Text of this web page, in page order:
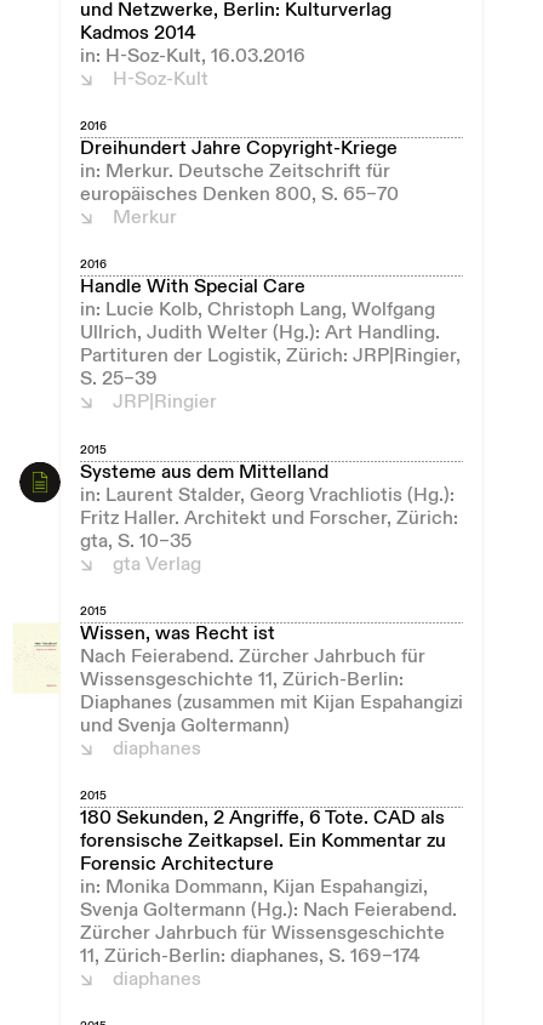
und Netzwerke, Berlin: Kulturverlag
Kadmos 2014
in: H-Soz-Kult, 16.03.2016
H-Soz-Kult
2016
Dreihundert Jahre Copyright-Kriege
in: Merkur. Deutsche Zeitschrift für
europäisches Denken 800, S. 65–70
Merkur
2016
Handle With Special Care
in: Lucie Kolb, Christoph Lang, Wolfgang
Ullrich, Judith Welter (Hg.): Art Handling.
Partituren der Logistik, Zürich: JRP|Ringier,
S. 25–39
JRP|Ringier
2015
Systeme aus dem Mittelland
in: Laurent Stalder, Georg Vrachliotis (Hg.):
Fritz Haller. Architekt und Forscher, Zürich:
gta, S. 10–35
gta Verlag
2015
Wissen, was Recht ist
Nach Feierabend. Zürcher Jahrbuch für
Wissensgeschichte 11, Zürich-Berlin:
Diaphanes (zusammen mit Kijan Espahangizi
und Svenja Goltermann)
diaphanes
2015
180 Sekunden, 2 Angriffe, 6 Tote. CAD als
forensische Zeitkapsel. Ein Kommentar zu
Forensic Architecture
in: Monika Dommann, Kijan Espahangizi,
Svenja Goltermann (Hg.): Nach Feierabend.
Zürcher Jahrbuch für Wissensgeschichte
11, Zürich-Berlin: diaphanes, S. 169–174
diaphanes